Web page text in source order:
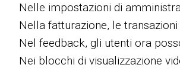
Nelle impostazioni di
Nella fatturazione, le
Nel feedback, gli utenti ora
Nei blocchi di visualizzazione